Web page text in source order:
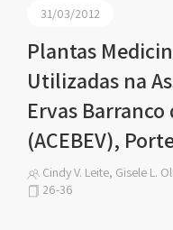
31/03/2012
Plantas
Utilizadas na
Ervas Barranco
(ACEBEV),
Cindy V. Leite, Gisele L.
26-36